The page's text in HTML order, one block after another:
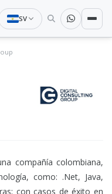
SV
compañía colombiana,
como: .Net, Java,
con casos de éxito en